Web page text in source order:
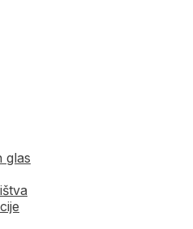
glas